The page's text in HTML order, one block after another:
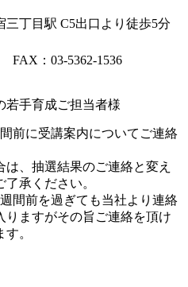
丁目駅 C5出口より徒歩5分
：03-5362-1536
若手育成ご担当者様
前に受講案内についてご連絡
は、抽選結果のご連絡と変え
承ください。
間前を過ぎても当社より連絡
りますがその旨ご連絡を頂け
。